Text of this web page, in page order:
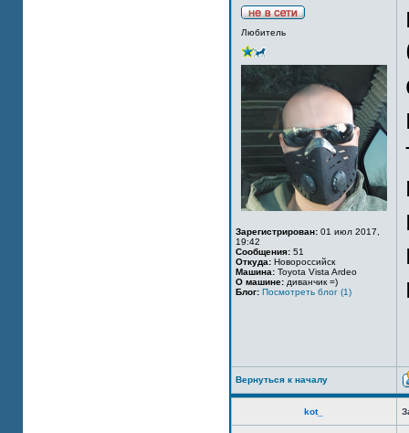
Любитель
Зарегистрирован: 01 июл 2017,
19:42
Сообщения: 51
Откуда: Новороссийск
Машина: Toyota Vista Ardeo
О машине: диванчик =)
Блог: Посмотреть блог (1)
Вернуться к началу
kot_